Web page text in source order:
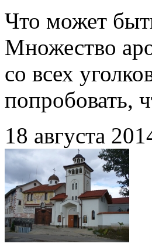
Что может
Множество
со всех
попробовать,
18 августа